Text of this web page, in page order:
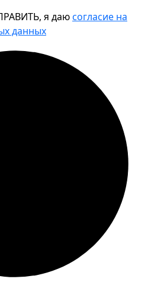
я даюсогласие на
данных